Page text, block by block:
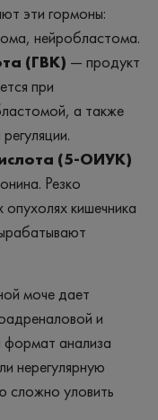
эти гормоны:
нейробластома.
(ГВК) — продукт
при
а также
(5-ОИУК)
Резко
кишечника
моче дает
и
формат анализа
нерегулярную
сложно уловить